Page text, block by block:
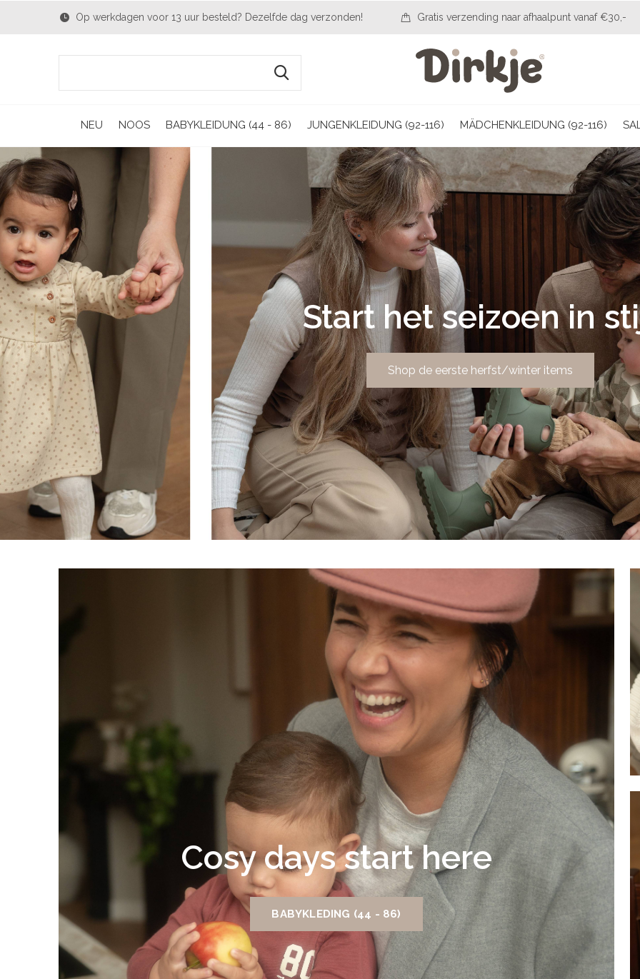
NEU NOOS BABYKLEIDUNG (44 - 86) JUNGENKLEIDUNG (92-116) MÄDCHENKLEIDUNG (92-116)
Op werkdagen voor 13 uur besteld? Dezelfde dag verzonden! Gratis verzending naar afhaalpunt vanaf €30,-
Start het seizoen in
Shop de eerste herfst/winter items
Cosy days start here
BABYKLEDING (44 - 86)